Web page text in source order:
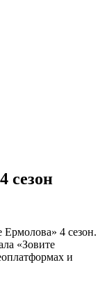
сезон
Ермолова» 4 сезон.
«Зовите
и